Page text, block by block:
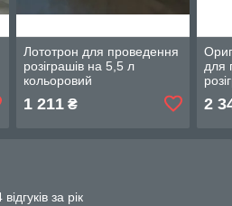
Лототрон для проведення
розіграшів на 5,5 л
кольоровий
1 211₴
для
2
за рік